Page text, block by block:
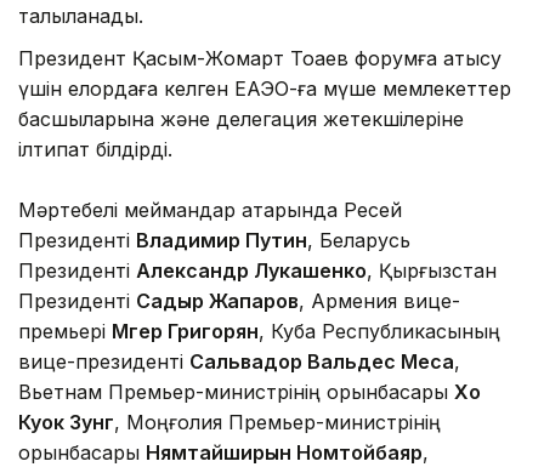
талқыланады.
Президент Қасым-Жомарт Тоқаев форумға қатысу
үшін елордаға келген ЕАЭО-ға мүше мемлекеттер
басшыларына және делегация жетекшілеріне
ілтипат білдірді.
Мәртебелі меймандар қатарында Ресей
Президенті Владимир Путин, Беларусь
Президенті Александр Лукашенко, Қырғызстан
Президенті Садыр Жапаров, Армения вице-
премьері Мгер Григорян, Куба Республикасының
вице-президенті Сальвадор Вальдес Меса,
Вьетнам Премьер-министрінің орынбасары Хо
Куок Зунг, Моңғолия Премьер-министрінің
орынбасары Нямтайширын Номтойбаяр,